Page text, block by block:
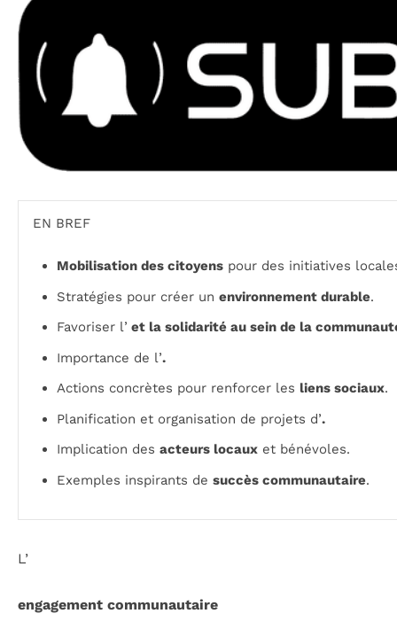
EN BREF
Mobilisation des citoyens pour des initiatives
Stratégies pour créer un environnement durable.
Favoriser l’ et la solidarité au sein de la
Importance de l’.
Actions concrètes pour renforcer les liens sociaux.
Planification et organisation de projets d’.
Implication des acteurs locaux et bénévoles.
Exemples inspirants de succès communautaire.
L’
engagement communautaire